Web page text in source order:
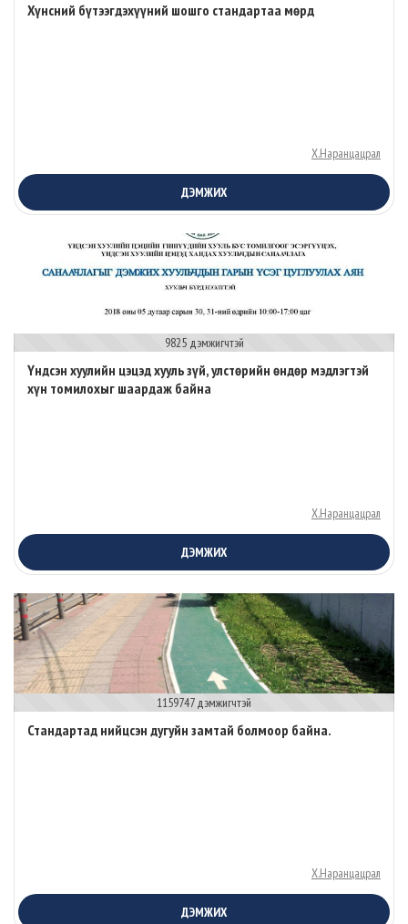
Хүнсний бүтээгдэхүүний шошго стандартаа мөрд
Х.Наранцацрал
ДЭМЖИХ
9825 дэмжигчтэй
Үндсэн хуулийн цэцэд хууль зүй, улстөрийн өндөр мэдлэгтэй
хүн томилохыг шаардаж байна
Х.Наранцацрал
ДЭМЖИХ
1159747 дэмжигчтэй
Стандартад нийцсэн дугуйн замтай болмоор байна.
Х.Наранцацрал
ДЭМЖИХ